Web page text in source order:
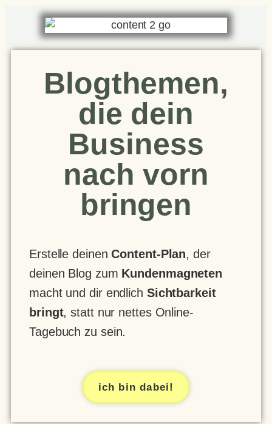
Blogthemen,
die dein
Business
nach vorn
bringen
Erstelle deinenContent-Plan, der
deinen Blog zum Kundenmagneten
macht und dir endlich Sichtbarkeit
bringt, statt nur nettes Online-
Tagebuch zu sein.
ich bin dabei!